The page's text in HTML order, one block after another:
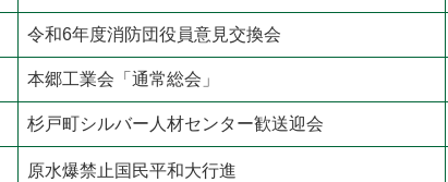
令和6年度消防団役員意見交換会
本郷工業会「通常総会」
杉戸町シルバー人材センター歓送迎会
原水爆禁止国民平和大行進